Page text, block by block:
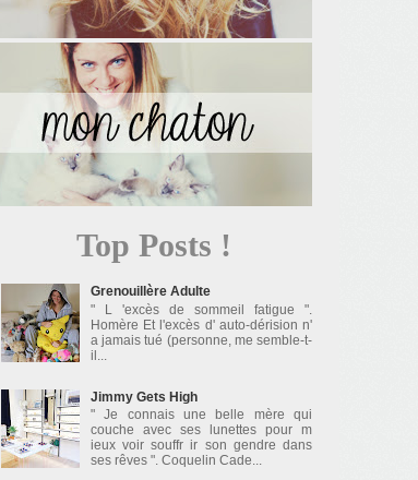
Top Posts !
Grenouillère Adulte
" L 'excès de sommeil fatigue ".
Homère Et l'excès d' auto-dérision n'
a jamais tué (personne, me semble-t-
il...
Jimmy Gets High
" Je connais une belle mère qui
couche avec ses lunettes pour m
ieux voir souffr ir son gendre dans
ses rêves ". Coquelin Cade...